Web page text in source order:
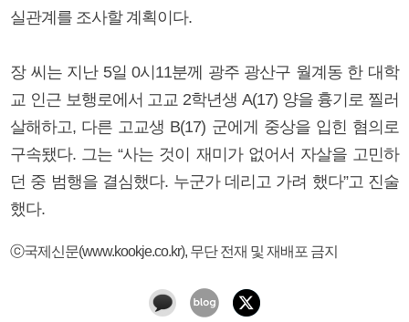
실관계를 조사할 계획이다.
장 씨는 지난 5일 0시11분께 광주 광산구 월계동 한 대학
교 인근 보행로에서 고교 2학년생 A(17) 양을 흉기로 찔러
살해하고, 다른 고교생 B(17) 군에게 중상을 입힌 혐의로
구속됐다. 그는 “사는 것이 재미가 없어서 자살을 고민하
던 중 범행을 결심했다. 누군가 데리고 가려 했다”고 진술
했다.
ⓒ국제신문(www.kookje.co.kr), 무단 전재 및 재배포 금지